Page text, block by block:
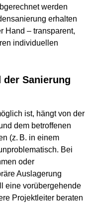
werden
erhalten
Hand – transparent,
individuellen
der Sanierung
ist, hängt von der
dem betroffenen
(z. B. in einem
Bei
oder
Auslagerung
eine vorübergehende
Projektleiter beraten